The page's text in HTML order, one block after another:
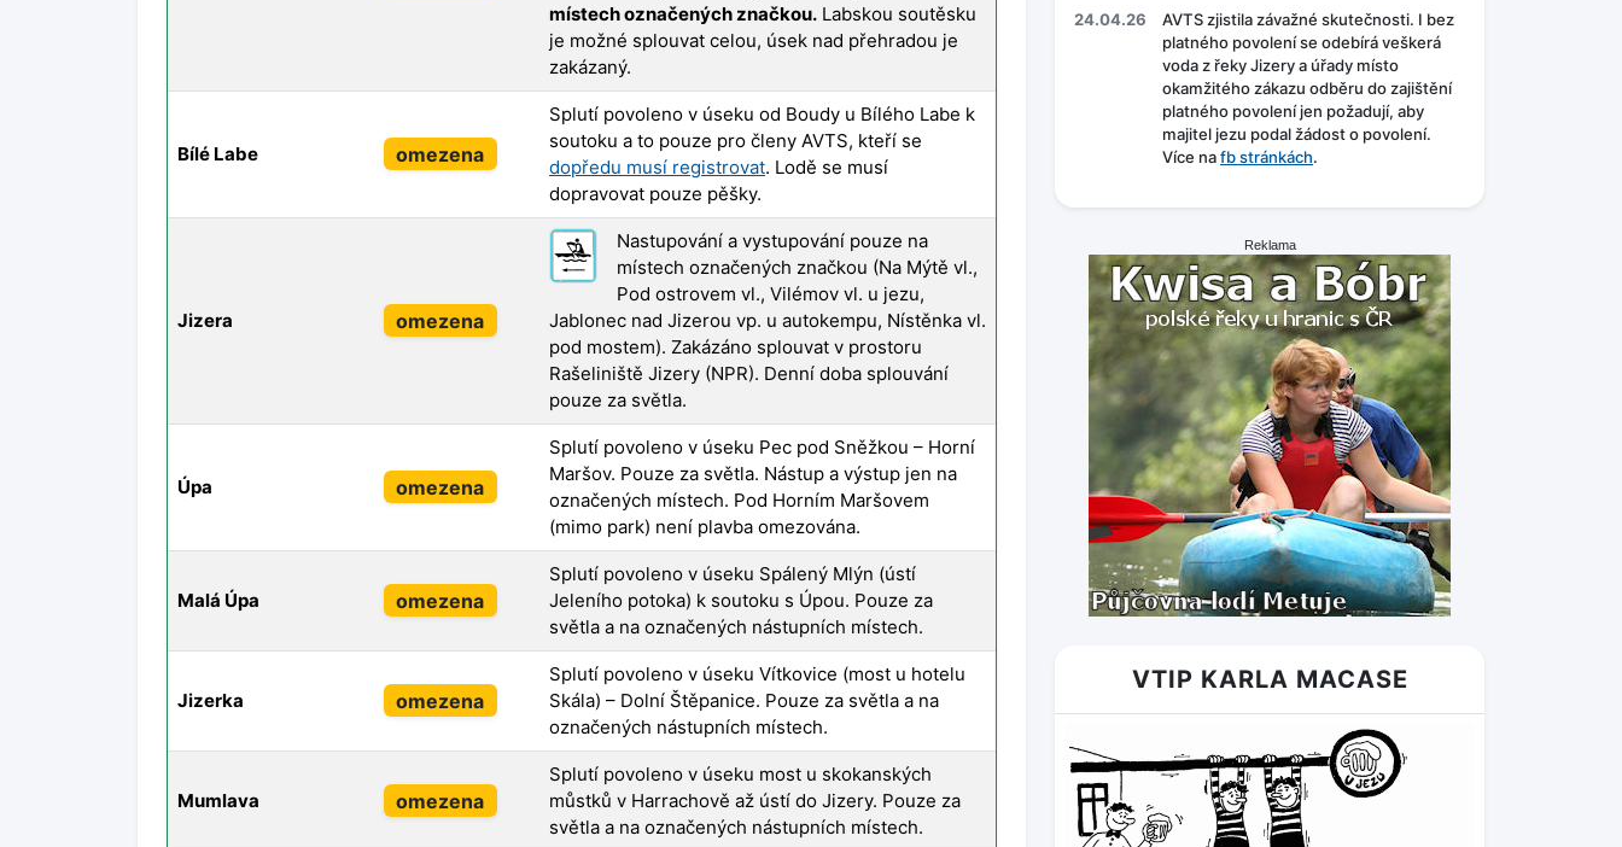
místech označených značkou. Labskou soutěsku
je možné splouvat celou, úsek nad přehradou je
zakázaný.
Bílé Labe omezena
Splutí povoleno v úseku od Boudy u Bílého Labe k
soutoku a to pouze pro členy AVTS, kteří se
dopředu musí registrovat. Lodě se musí
dopravovat pouze pěšky.
Jizera omezena
Nastupování a vystupování pouze na
místech označených značkou (Na Mýtě vl.,
Pod ostrovem vl., Vilémov vl. u jezu,
Jablonec nad Jizerou vp. u autokempu, Nístěnka vl.
pod mostem). Zakázáno splouvat v prostoru
Rašeliniště Jizery (NPR). Denní doba splouvání
pouze za světla.
Úpa omezena
Splutí povoleno v úseku Pec pod Sněžkou – Horní
Maršov. Pouze za světla. Nástup a výstup jen na
označených místech. Pod Horním Maršovem
(mimo park) není plavba omezována.
Malá Úpa omezena
Splutí povoleno v úseku Spálený Mlýn (ústí
Jeleního potoka) k soutoku s Úpou. Pouze za
světla a na označených nástupních místech.
Jizerka omezena
Splutí povoleno v úseku Vítkovice (most u hotelu
Skála) – Dolní Štěpanice. Pouze za světla a na
označených nástupních místech.
Mumlava omezena
Splutí povoleno v úseku most u skokanských
můstků v Harrachově až ústí do Jizery. Pouze za
světla a na označených nástupních místech.
24.04.26
AVTS zjistila závažné skutečnosti. I bez
platného povolení se odebírá veškerá
voda z řeky Jizery a úřady místo
okamžitého zákazu odběru do zajištění
platného povolení jen požadují, aby
majitel jezu podal žádost o povolení.
Více nafb stránkách.
Reklama
VTIP KARLA MACASE